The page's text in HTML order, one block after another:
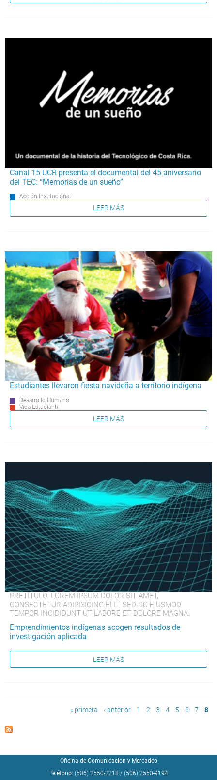
Canal 15 UCR presenta el documental del 45 aniversario
del TEC: “Memorias de un sueño”
Acción Institucional
LEER MÁS
Estudiantes llevaron fiesta navideña a territorio indígena
Desarrollo Humano
Vida Estudiantil
LEER MÁS
PRETÍTULO. LOREM IPSUM DOLOR SIT AMET,
CONSECTETUR ADIPISICING ELIT, SED DO EIUSMOD
TEMPOR INCIDIDUNT UT LABORE ET DOLORE MAGNA.
Emprendimientos indígenas acogen resultados de
investigación aplicada
LEER MÁS
« primera ‹ anterior 1 2 3 4 5 6 7 8
Oficina de Comunicación y Mercadeo
Teléfono: (506) 2550-2218 / (506) 2550-9194